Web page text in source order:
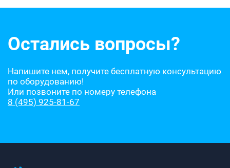
Остались вопросы?
Напишите нем, получите бесплатную консультацию
по оборудованию!
Или позвоните по номеру телефона
8 (495) 925-81-67